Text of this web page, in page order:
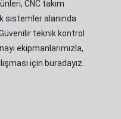
CNC takım
sistemler alanında
teknik kontrol
ekipmanlarımızla,
için buradayız.